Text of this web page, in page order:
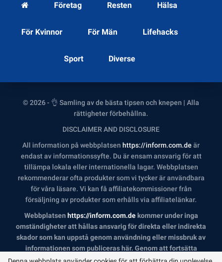
Företag Resten Hälsa
För Kvinnor För Män Lifehacks
Sport Diverse
© 2026 - 👌 Samling av de bästa tipsen och knepen | Alla
rättigheter förbehållna.
DISCLAIMER AND DISCLOSURE
All information på webbplatsen https://inform.com.de är
endast av informationssyfte. Du är ensam ansvarig för att
tillämpa lokala eller internationella lagar. Webbplatsen
rekommenderar ofta produkter som vi tycker är användbara
för våra läsare. Vi kan få affiliatekommissioner från
försäljning av produkter som erhålls via affiliatelänkar.
Webbplatsen https://inform.com.dekommer under inga
omständigheter att hållas ansvarig för direkta eller indirekta
skador som kan uppstå genom användning eller missbruk av
informationen som publiceras här. Genom att fortsätta
erkänner du att du har läst och accepterat vår fullständiga